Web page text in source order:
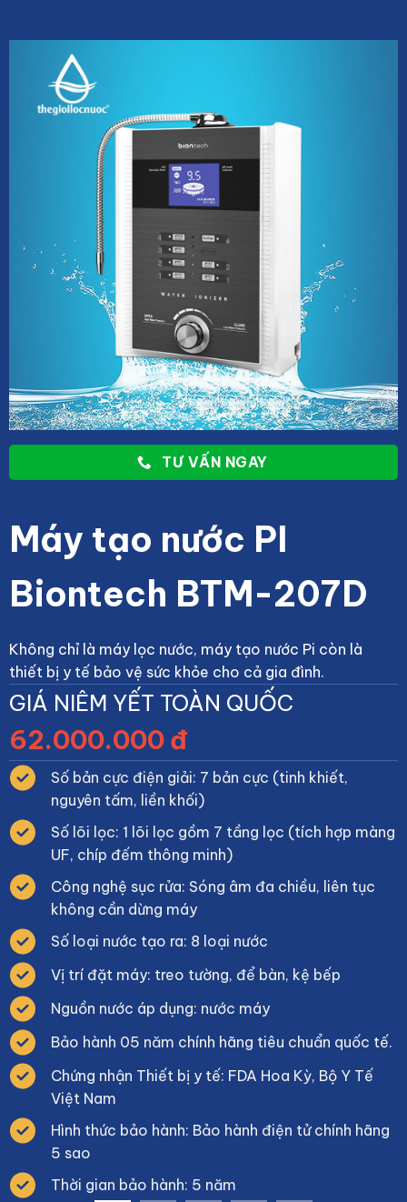
TƯ VẤN NGAY
Máy tạo nước PI
Biontech BTM-207D
Không chỉ là máy lọc nước, máy tạo nước Pi còn là
thiết bị y tế bảo vệ sức khỏe cho cả gia đình.
GIÁ NIÊM YẾT TOÀN QUỐC
62.000.000 đ
Số bản cực điện giải: 7 bản cực (tinh khiết,
nguyên tấm, liền khối)
Số lõi lọc: 1 lõi lọc gồm 7 tầng lọc (tích hợp màng
UF, chíp đếm thông minh)
Công nghệ sục rửa: Sóng âm đa chiều, liên tục
không cần dừng máy
Số loại nước tạo ra: 8 loại nước
Vị trí đặt máy: treo tường, để bàn, kệ bếp
Nguồn nước áp dụng: nước máy
Bảo hành 05 năm chính hãng tiêu chuẩn quốc tế.
Chứng nhận Thiết bị y tế: FDA Hoa Kỳ, Bộ Y Tế
Việt Nam
Hình thức bảo hành: Bảo hành điện tử chính hãng
5 sao
Thời gian bảo hành: 5 năm